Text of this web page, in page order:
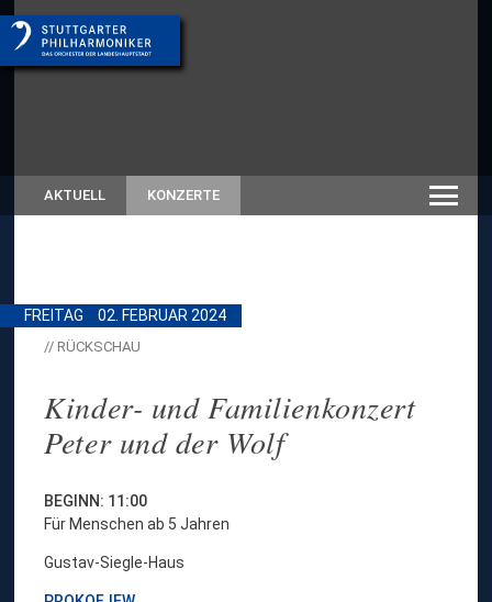
AKTUELL KONZERTE
FREITAG 02. FEBRUAR 2024
// RÜCKSCHAU
Kinder- und Familienkonzert
Peter und der Wolf
BEGINN: 11:00
Für Menschen ab 5 Jahren
Gustav-Siegle-Haus